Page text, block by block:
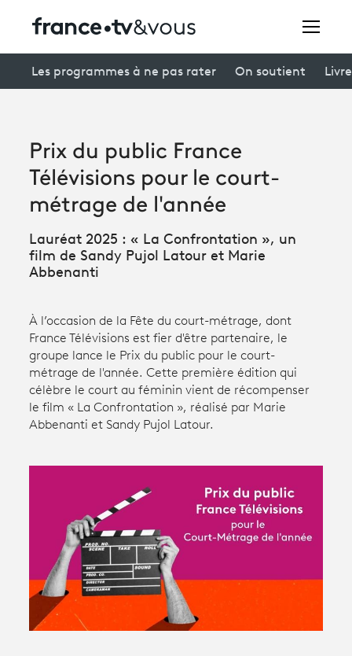
Avantages fidélité
À la une
Participer et assister à une émission
À votre écoute
Programme tv
Les programmes à ne pas rater On soutient
Prix du public France
Télévisions pour le court-
métrage de l'année
Lauréat 2025 : « La Confrontation », un
film de Sandy Pujol Latour et Marie
Abbenanti
À l’occasion de la Fête du court-métrage, dont
France Télévisions est fier d'être partenaire, le
groupe lance le Prix du public pour le court-
métrage de l'année. Cette première édition qui
célèbre le court au féminin vient de récompenser
le film « La Confrontation », réalisé par Marie
Abbenanti et Sandy Pujol Latour.